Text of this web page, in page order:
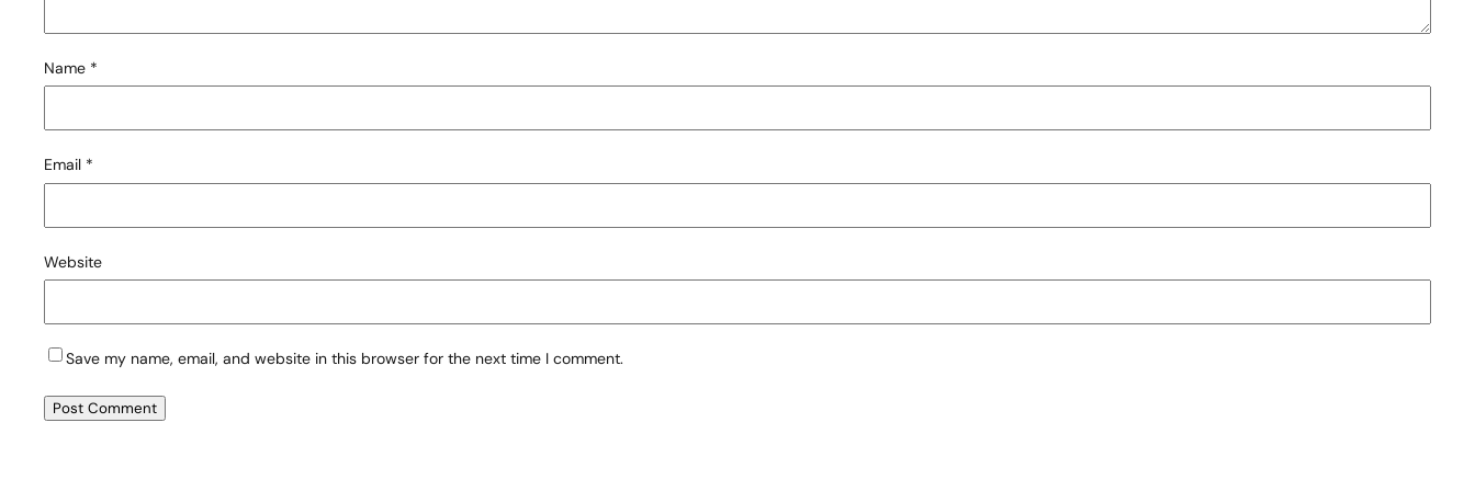
Name *
Email *
Website
Save my name, email, and website in this browser for the next time I comment.